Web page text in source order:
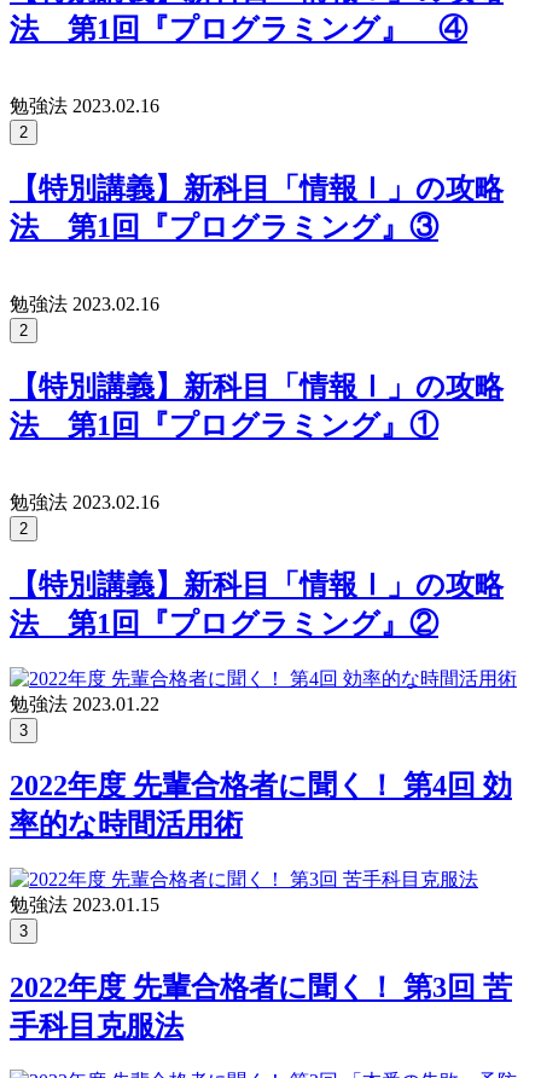
法 第1回『プログラミング』 ④
勉強法 2023.02.16
2
【特別講義】新科目「情報Ⅰ」の攻略
法 第1回『プログラミング』③
勉強法 2023.02.16
2
【特別講義】新科目「情報Ⅰ」の攻略
法 第1回『プログラミング』①
勉強法 2023.02.16
2
【特別講義】新科目「情報Ⅰ」の攻略
法 第1回『プログラミング』②
勉強法 2023.01.22
3
2022年度 先輩合格者に聞く！ 第4回 効
率的な時間活用術
勉強法 2023.01.15
3
2022年度 先輩合格者に聞く！ 第3回 苦
手科目克服法